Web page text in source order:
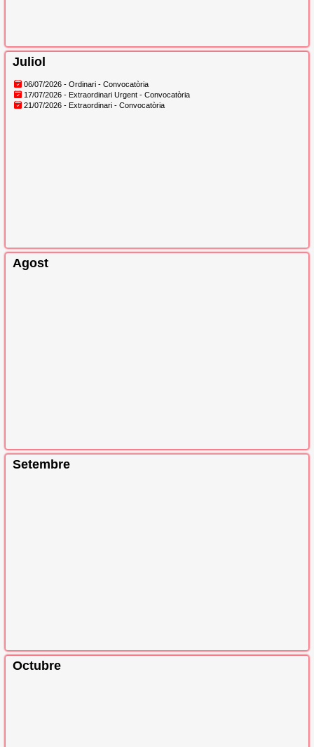
Juliol
06/07/2026 - Ordinari - Convocatòria
17/07/2026 - Extraordinari Urgent - Convocatòria
21/07/2026 - Extraordinari - Convocatòria
Agost
Setembre
Octubre